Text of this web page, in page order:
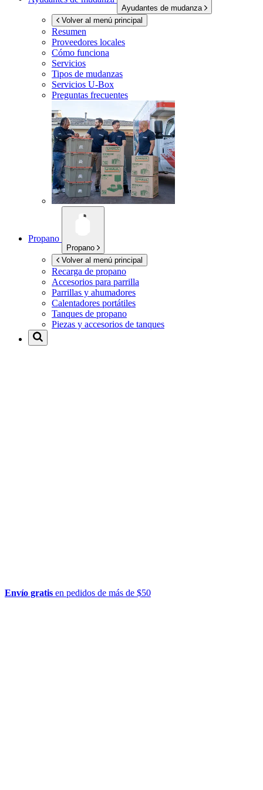
Ayudantes de mudanza
Volver al menú principal
Resumen
Proveedores locales
Cómo funciona
Servicios
Tipos de mudanzas
Servicios U-Box
Preguntas frecuentes
Propano
Propano
Volver al menú principal
Recarga de propano
Accesorios para parrilla
Parrillas y ahumadores
Calentadores portátiles
Tanques de propano
Piezas y accesorios de tanques
Envío gratis en pedidos de más de $50